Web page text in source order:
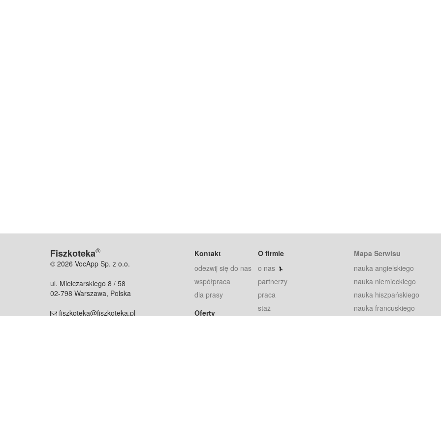
Fiszkoteka®
© 2026 VocApp Sp. z o.o.
ul. Mielczarskiego 8 / 58
02-798 Warszawa, Polska
fiszkoteka@fiszkoteka.pl
Kontakt
odezwij się do nas
współpraca
dla prasy
Oferty
O firmie
o nas
partnerzy
praca
staż
Mapa Serwisu
nauka angielskiego
nauka niemieckiego
nauka hiszpańskiego
nauka francuskiego